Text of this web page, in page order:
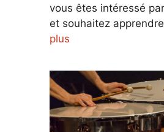
vous êtes intéressé
et souhaitez
plus